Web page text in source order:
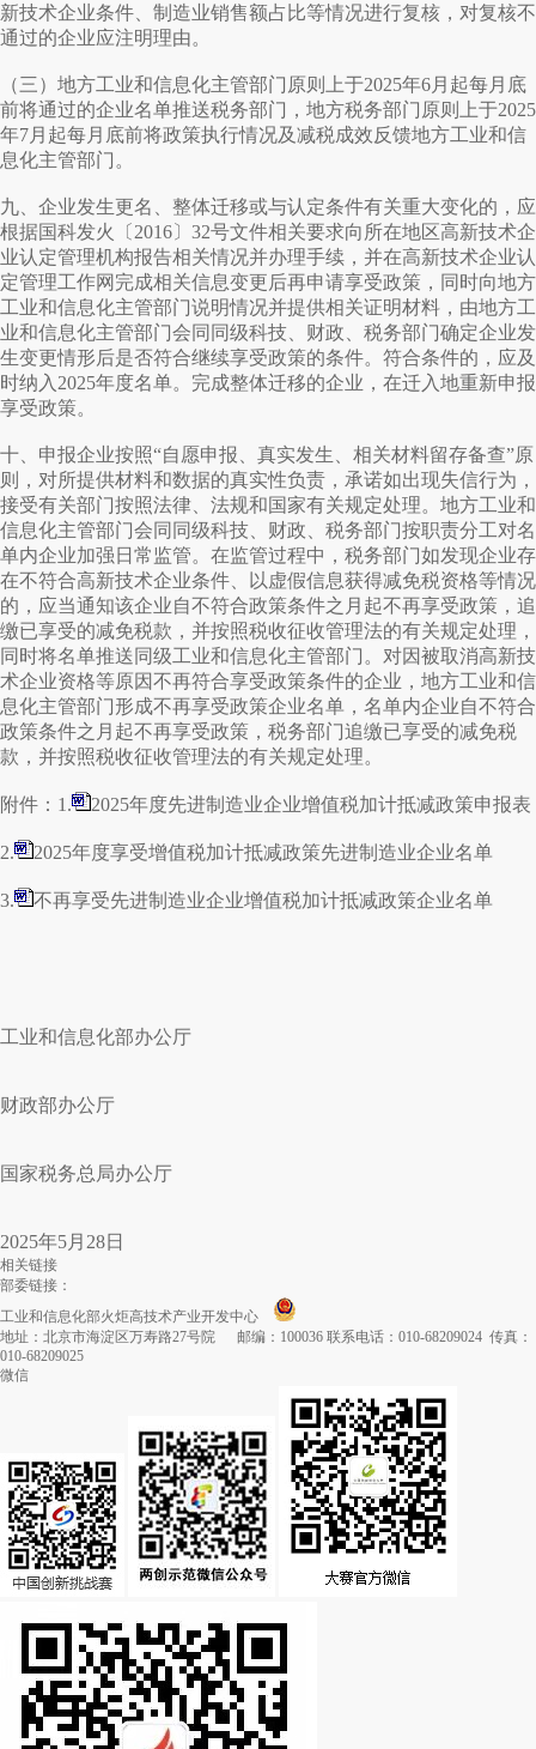
新技术企业条件、制造业销售额占比等情况进行复核，对复核不
通过的企业应注明理由。
（三）地方工业和信息化主管部门原则上于2025年6月起每月底
前将通过的企业名单推送税务部门，地方税务部门原则上于2025
年7月起每月底前将政策执行情况及减税成效反馈地方工业和信
息化主管部门。
九、企业发生更名、整体迁移或与认定条件有关重大变化的，应
根据国科发火〔2016〕32号文件相关要求向所在地区高新技术企
业认定管理机构报告相关情况并办理手续，并在高新技术企业认
定管理工作网完成相关信息变更后再申请享受政策，同时向地方
工业和信息化主管部门说明情况并提供相关证明材料，由地方工
业和信息化主管部门会同同级科技、财政、税务部门确定企业发
生变更情形后是否符合继续享受政策的条件。符合条件的，应及
时纳入2025年度名单。完成整体迁移的企业，在迁入地重新申报
享受政策。
十、申报企业按照“自愿申报、真实发生、相关材料留存备查”原
则，对所提供材料和数据的真实性负责，承诺如出现失信行为，
接受有关部门按照法律、法规和国家有关规定处理。地方工业和
信息化主管部门会同同级科技、财政、税务部门按职责分工对名
单内企业加强日常监管。在监管过程中，税务部门如发现企业存
在不符合高新技术企业条件、以虚假信息获得减免税资格等情况
的，应当通知该企业自不符合政策条件之月起不再享受政策，追
缴已享受的减免税款，并按照税收征收管理法的有关规定处理，
同时将名单推送同级工业和信息化主管部门。对因被取消高新技
术企业资格等原因不再符合享受政策条件的企业，地方工业和信
息化主管部门形成不再享受政策企业名单，名单内企业自不符合
政策条件之月起不再享受政策，税务部门追缴已享受的减免税
款，并按照税收征收管理法的有关规定处理。
附件：1. 2025年度先进制造业企业增值税加计抵减政策申报表
2. 2025年度享受增值税加计抵减政策先进制造业企业名单
3. 不再享受先进制造业企业增值税加计抵减政策企业名单
工业和信息化部办公厅
财政部办公厅
国家税务总局办公厅
2025年5月28日
相关链接
部委链接：
工业和信息化部火炬高技术产业开发中心
地址：北京市海淀区万寿路27号院 邮编：100036 联系电话：010-68209024 传真：
010-68209025
微信